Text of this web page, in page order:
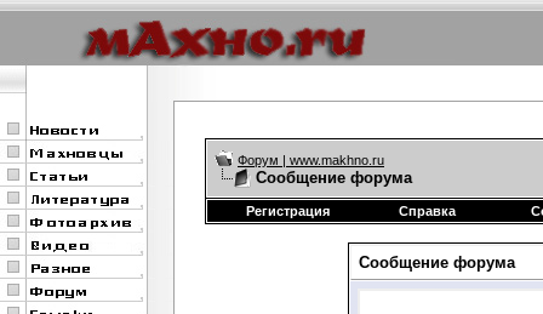
Форум | www.makhno.ru
Сообщение форума
Регистрация Справка
Сообщение форума